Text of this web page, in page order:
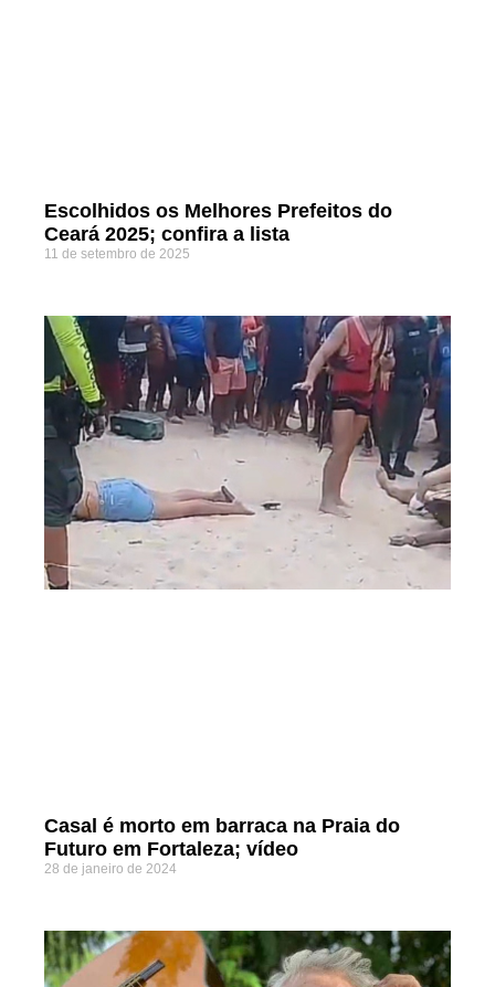
Escolhidos os Melhores Prefeitos do
Ceará 2025; confira a lista
11 de setembro de 2025
Casal é morto em barraca na Praia do
Futuro em Fortaleza; vídeo
28 de janeiro de 2024